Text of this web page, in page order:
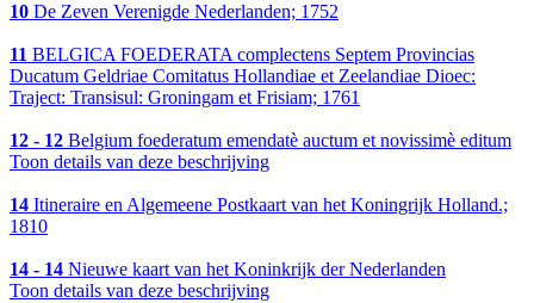
10 De Zeven Verenigde Nederlanden; 1752
11 BELGICA FOEDERATA complectens Septem Provincias
Ducatum Geldriae Comitatus Hollandiae et Zeelandiae Dioec:
Traject: Transisul: Groningam et Frisiam; 1761
12 - 12 Belgium foederatum emendatè auctum et novissimè editum
Toon details van deze beschrijving
14 Itineraire en Algemeene Postkaart van het Koningrijk Holland.;
1810
14 - 14 Nieuwe kaart van het Koninkrijk der Nederlanden
Toon details van deze beschrijving